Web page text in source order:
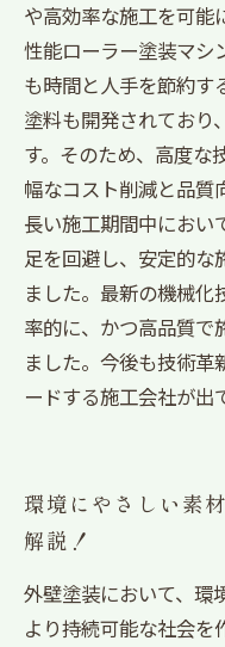
や高効率な施工を可能
性能ローラー塗装マシ
も時間と人手を節約す
塗料も開発されており
す。そのため、高度な
幅なコスト削減と品質
長い施工期間中におい
足を回避し、安定的な
ました。最新の機械
率的に、かつ高品質で
ました。今後も技術革
ードする施工会社が出
環境にやさしい素
解説！
外壁塗装において、環
より持続可能な社会を